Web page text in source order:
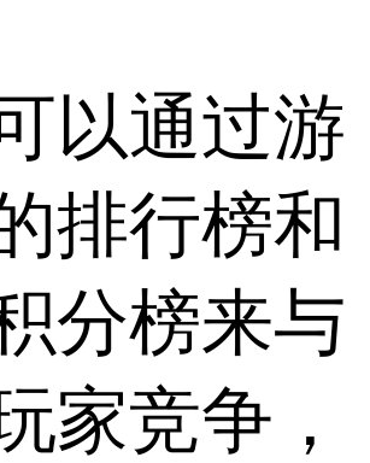
以通过游
排行榜和
分榜来与
家竞争，